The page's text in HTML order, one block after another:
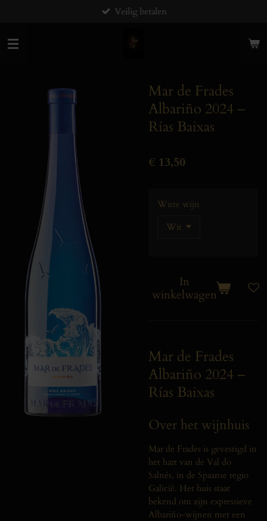
naar
de
Veilig betalen
Mar de Frades
Albariño 2024 –
Rías Baixas
€ 13,50
Witte wijn
In
winkelwagen
Mar de Frades
Albariño 2024 –
Rías Baixas
Over het wijnhuis
Mar de Frades is gevestigd in
het hart van de Val do
Salnés, in de Spaanse regio
Galicië. Het huis staat
bekend om zijn expressieve
Albariño-wijnen met een